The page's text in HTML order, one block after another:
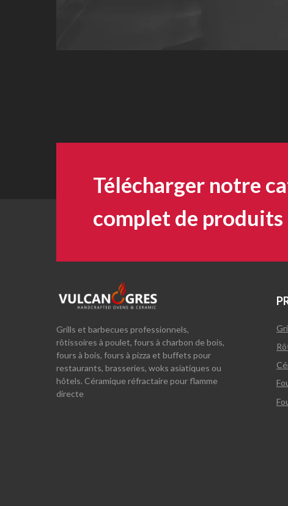
Télécharger notre
complet de produits
Grills et barbecues professionnels,
rôtissoires à poulet, fours à charbon de bois,
fours à bois, fours à pizza et buffets pour
restaurants, brasseries, woks asiatiques ou
hôtels. Céramique réfractaire pour flamme
directe